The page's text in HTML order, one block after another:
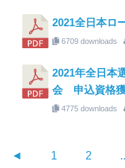
2021全日本ロ
6709 downloads
2021年全日本
会 申込資格
4775 downloads
◄ 1 2